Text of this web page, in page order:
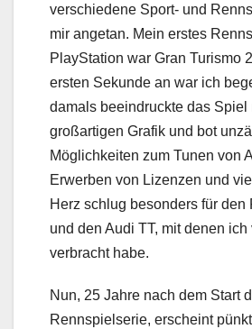
verschiedene Sport- und
mir angetan. Mein erstes
PlayStation war Gran Turismo
ersten Sekunde an war ich
damals beeindruckte das Spiel
großartigen Grafik und bot
Möglichkeiten zum Tunen von
Erwerben von Lizenzen und
Herz schlug besonders für den
und den Audi TT, mit denen
verbracht habe.
Nun, 25 Jahre nach dem Start
Rennspielserie, erscheint